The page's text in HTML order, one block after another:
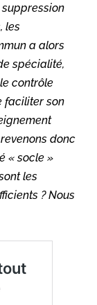
les
a alors
spécialité,
contrôle
faciliter son
donc
« socle »
les
? Nous